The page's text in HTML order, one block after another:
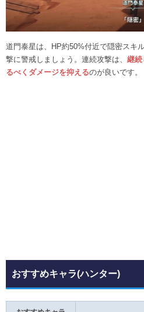
道門泰星は、HP約50%付近で隠密スキ
撃に警戒しましょう。連続攻撃は、 継続
るべくダメージを抑えるのが良いです。
おすすめキャラ(ハンター)